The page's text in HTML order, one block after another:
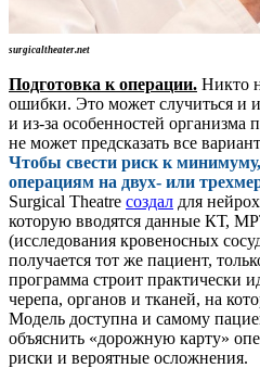
surgicaltheater.net
Подготовка к операции. Никто
ошибки. Это может случиться и
и из-за особенностей организма
не может предсказать все
Чтобы свести риск к
операциям на двух- или
Surgical Theatre создал для
которую вводятся данные КТ,
(исследования кровеносных
получается тот же пациент,
программа строит практически
черепа, органов и тканей, на
Модель доступна и самому
объяснить «дорожную карту»
риски и вероятные осложнения.